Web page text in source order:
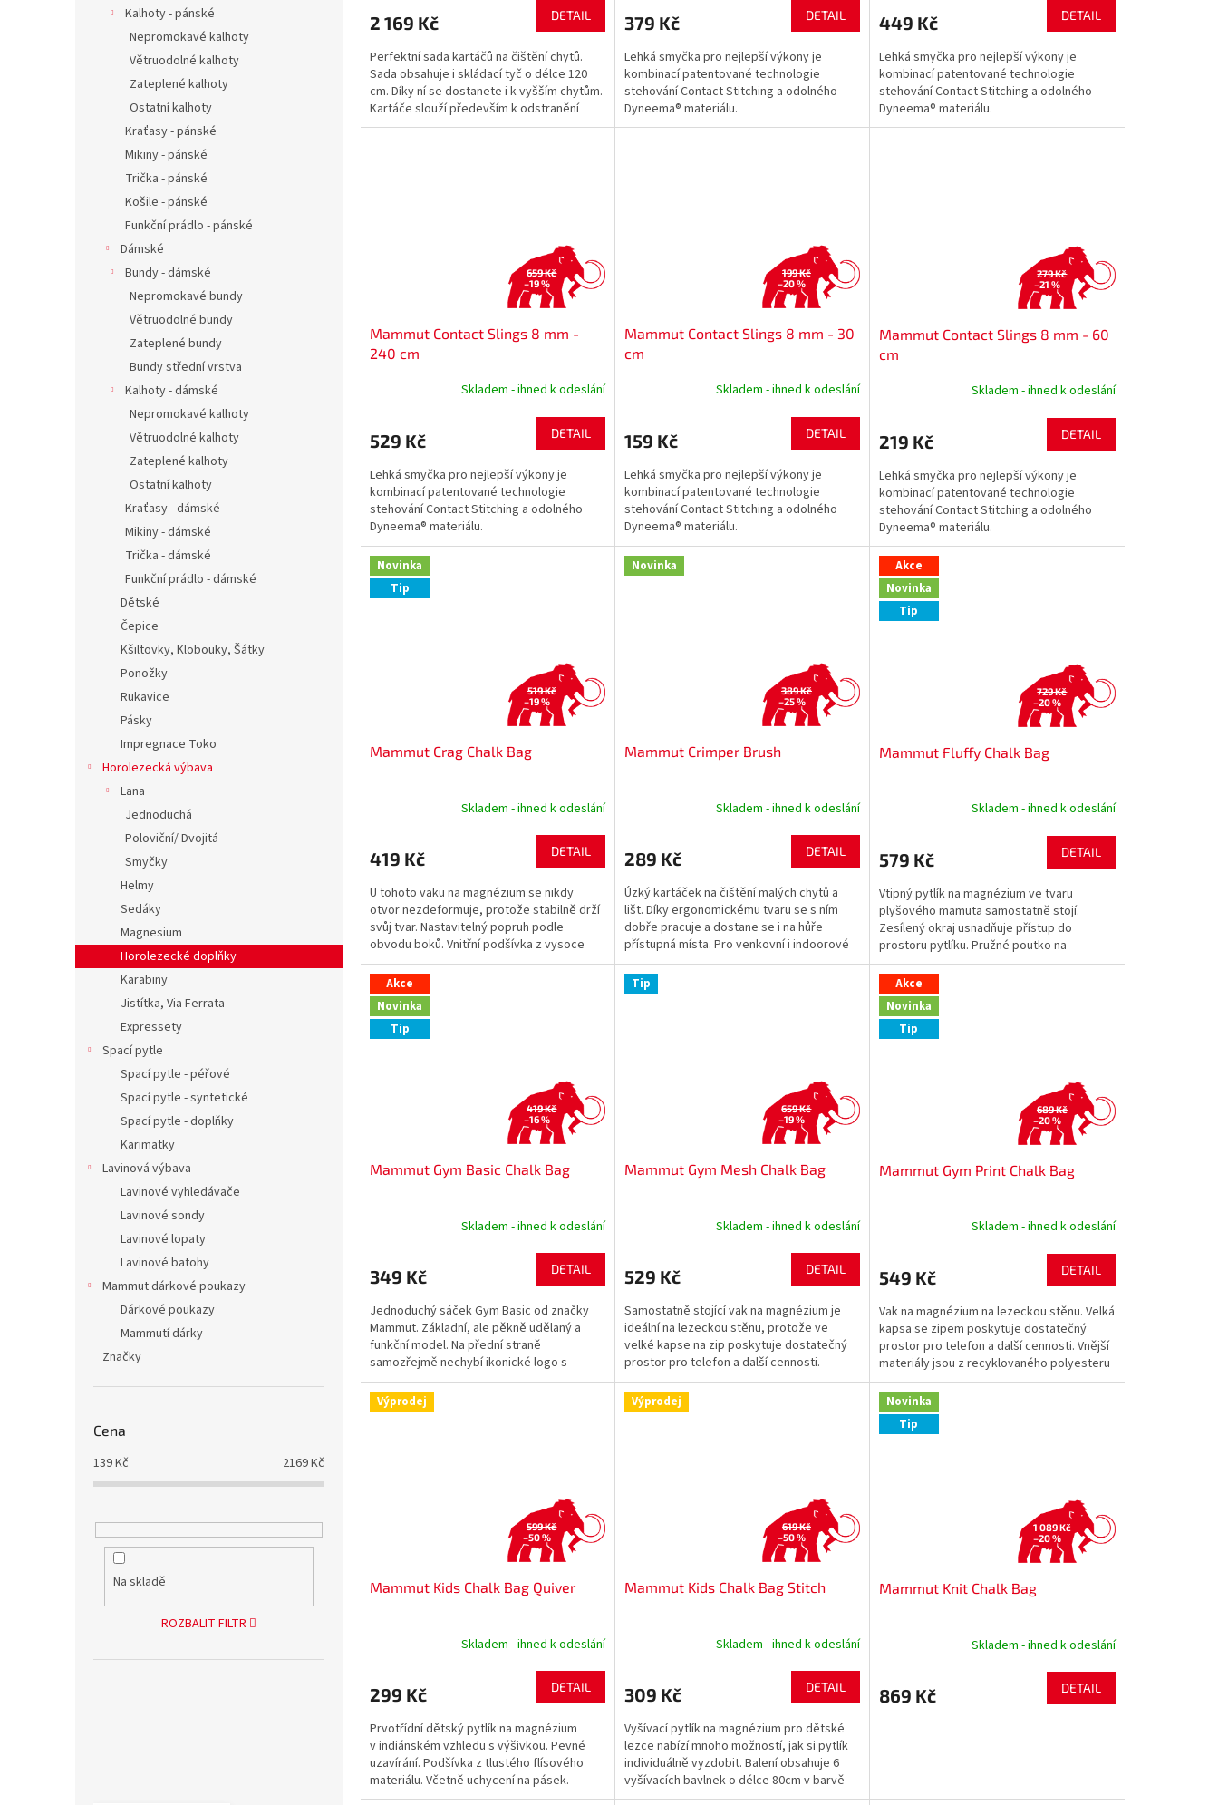
Kalhoty - pánské
Nepromokavé kalhoty
Větruodolné kalhoty
Zateplené kalhoty
Ostatní kalhoty
Kraťasy - pánské
Mikiny - pánské
Trička - pánské
Košile - pánské
Funkční prádlo - pánské
Dámské
Bundy - dámské
Nepromokavé bundy
Větruodolné bundy
Zateplené bundy
Bundy střední vrstva
Kalhoty - dámské
Nepromokavé kalhoty
Větruodolné kalhoty
Zateplené kalhoty
Ostatní kalhoty
Kraťasy - dámské
Mikiny - dámské
Trička - dámské
Funkční prádlo - dámské
Dětské
Čepice
Kšiltovky, Klobouky, Šátky
Ponožky
Rukavice
Pásky
Impregnace Toko
Horolezecká výbava
Lana
Jednoduchá
Poloviční/ Dvojitá
Smyčky
Helmy
Sedáky
Magnesium
Horolezecké doplňky
Karabiny
Jistítka, Via Ferrata
Expressety
Spací pytle
Spací pytle - péřové
Spací pytle - syntetické
Spací pytle - doplňky
Karimatky
Lavinová výbava
Lavinové vyhledávače
Lavinové sondy
Lavinové lopaty
Lavinové batohy
Mammut dárkové poukazy
Dárkové poukazy
Mammutí dárky
Značky
Cena
139Kč 2169Kč
Na skladě
ROZBALIT FILTR
2 169 Kč DETAIL
Perfektní sada kartáčů na čištění chytů.
Sada obsahuje i skládací tyč o délce 120
cm. Díky ní se dostanete i k vyšším chytům.
Kartáče slouží především k odstranění
nánosů...
379 Kč DETAIL
Lehká smyčka pro nejlepší výkony je
kombinací patentované technologie
stehování Contact Stitching a odolného
Dyneema® materiálu.
449 Kč DETAIL
Lehká smyčka pro nejlepší výkony je
kombinací patentované technologie
stehování Contact Stitching a odolného
Dyneema® materiálu.
659 Kč
–19 %
Mammut Contact Slings 8 mm -
240 cm
Skladem - ihned k odeslání
529 Kč DETAIL
Lehká smyčka pro nejlepší výkony je
kombinací patentované technologie
stehování Contact Stitching a odolného
Dyneema® materiálu.
199 Kč
–20 %
Mammut Contact Slings 8 mm - 30
cm
Skladem - ihned k odeslání
159 Kč DETAIL
Lehká smyčka pro nejlepší výkony je
kombinací patentované technologie
stehování Contact Stitching a odolného
Dyneema® materiálu.
279 Kč
–21 %
Mammut Contact Slings 8 mm - 60
cm
Skladem - ihned k odeslání
219 Kč DETAIL
Lehká smyčka pro nejlepší výkony je
kombinací patentované technologie
stehování Contact Stitching a odolného
Dyneema® materiálu.
Novinka
Tip
519 Kč
–19 %
Mammut Crag Chalk Bag
Skladem - ihned k odeslání
419 Kč DETAIL
U tohoto vaku na magnézium se nikdy
otvor nezdeformuje, protože stabilně drží
svůj tvar. Nastavitelný popruh podle
obvodu boků. Vnitřní podšívka z vysoce
kvalitního flísu...
Novinka
389 Kč
–25 %
Mammut Crimper Brush
Skladem - ihned k odeslání
289 Kč DETAIL
Úzký kartáček na čištění malých chytů a
lišt. Díky ergonomickému tvaru se s ním
dobře pracuje a dostane se i na hůře
přístupná místa. Pro venkovní i indoorové
použití....
Akce
Novinka
Tip
729 Kč
–20 %
Mammut Fluffy Chalk Bag
Skladem - ihned k odeslání
579 Kč DETAIL
Vtipný pytlík na magnézium ve tvaru
plyšového mamuta samostatně stojí.
Zesílený okraj usnadňuje přístup do
prostoru pytlíku. Pružné poutko na
kartáček. Flísový materiál všité...
Akce
Novinka
Tip
419 Kč
–16 %
Mammut Gym Basic Chalk Bag
Skladem - ihned k odeslání
349 Kč DETAIL
Jednoduchý sáček Gym Basic od značky
Mammut. Základní, ale pěkně udělaný a
funkční model. Na přední straně
samozřejmě nechybí ikonické logo s
Mammutem. Vybrat si můžete hned z...
Tip
659 Kč
–19 %
Mammut Gym Mesh Chalk Bag
Skladem - ihned k odeslání
529 Kč DETAIL
Samostatně stojící vak na magnézium je
ideální na lezeckou stěnu, protože ve
velké kapse na zip poskytuje dostatečný
prostor pro telefon a další cennosti.
Síťovanou kapsu...
Akce
Novinka
Tip
689 Kč
–20 %
Mammut Gym Print Chalk Bag
Skladem - ihned k odeslání
549 Kč DETAIL
Vak na magnézium na lezeckou stěnu. Velká
kapsa se zipem poskytuje dostatečný
prostor pro telefon a další cennosti. Vnější
materiály jsou z recyklovaného polyesteru
a vnitřním...
Výprodej
599 Kč
–50 %
Mammut Kids Chalk Bag Quiver
Skladem - ihned k odeslání
299 Kč DETAIL
Prvotřídní dětský pytlík na magnézium
v indiánském vzhledu s výšivkou. Pevné
uzavírání. Podšívka z tlustého flísového
materiálu. Včetně uchycení na pásek.
Výprodej
619 Kč
–50 %
Mammut Kids Chalk Bag Stitch
Skladem - ihned k odeslání
309 Kč DETAIL
Vyšívací pytlík na magnézium pro dětské
lezce nabízí mnoho možností, jak si pytlík
individuálně vyzdobit. Balení obsahuje 6
vyšívacích bavlnek o délce 80cm v barvě
bílé, modré a...
Novinka
Tip
1 089 Kč
–20 %
Mammut Knit Chalk Bag
Skladem - ihned k odeslání
869 Kč DETAIL